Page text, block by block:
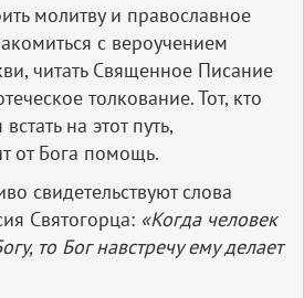
молитву и православное
с вероучением
читать Священное Писание
толкование. Тот, кто
на этот путь,
от Бога помощь.
свидетельствуют слова
Святогорца: «Когда человек
то Бог навстречу ему делает